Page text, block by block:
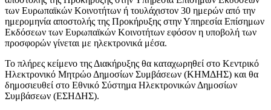
των Ευρωπαϊκών Κοινοτήτων ή τουλάχιστον 30 ημερών από την
ημερομηνία αποστολής της Προκήρυξης στην Υπηρεσία Επίσημων
Εκδόσεων των Ευρωπαϊκών Κοινοτήτων εφόσον η υποβολή των
προσφορών γίνεται με ηλεκτρονικά μέσα.
Το πλήρες κείμενο της Διακήρυξης θα καταχωρηθεί στο Κεντρικό
Ηλεκτρονικό Μητρώο Δημοσίων Συμβάσεων (ΚΗΜΔΗΣ) και θα
δημοσιευθεί στο Εθνικό Σύστημα Ηλεκτρονικών Δημοσίων
Συμβάσεων (ΕΣΗΔΗΣ).